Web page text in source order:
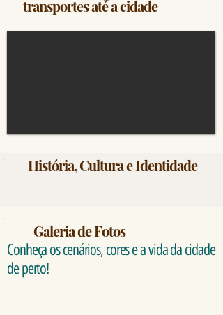
transportes até a cidade
História, Cultura e Identidade
Galeria de Fotos
Conheça os cenários, cores e a vida da cidade
de perto!